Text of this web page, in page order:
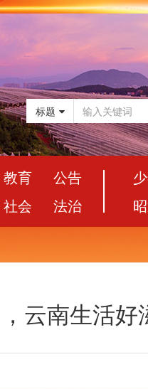
标题
教育
公告
社会 法治
云南生活好